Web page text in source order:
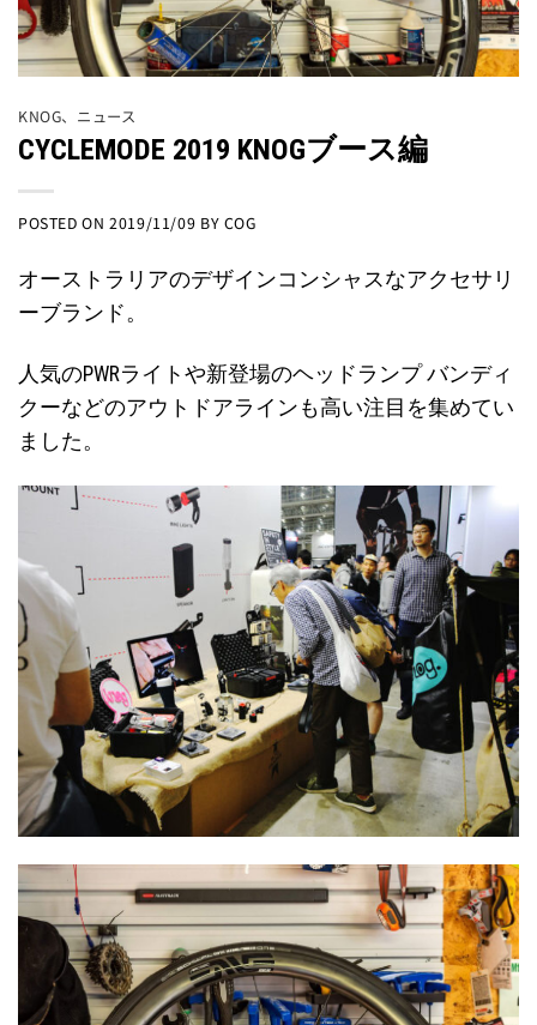
KNOG、 ニュース
CYCLEMODE 2019 KNOGブース編
POSTED ON2019/11/09 BY COG
オーストラリアのデザインコンシャスなアクセサリ
ーブランド。
人気のPWRライトや新登場のヘッドランプ バンディ
クーなどのアウトドアラインも高い注目を集めてい
ました。